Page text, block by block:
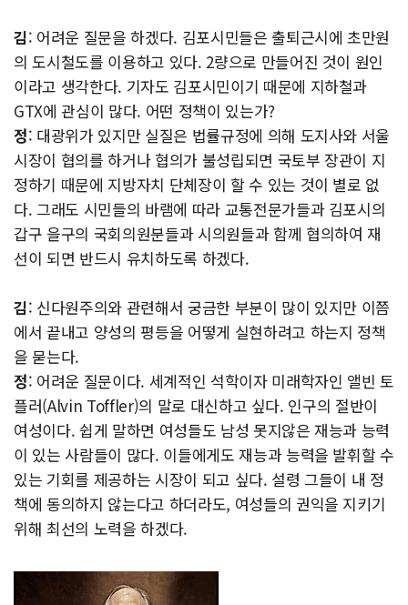
김: 어려운 질문을 하겠다. 김포시민들은 출퇴근시에 초만원
의 도시철도를 이용하고 있다. 2량으로 만들어진 것이 원인
이라고 생각한다. 기자도 김포시민이기 때문에 지하철과
GTX에 관심이 많다. 어떤 정책이 있는가?
정: 대광위가 있지만 실질은 법률규정에 의해 도지사와 서울
시장이 협의를 하거나 협의가 불성립되면 국토부 장관이 지
정하기 때문에 지방자치 단체장이 할 수 있는 것이 별로 없
다. 그래도 시민들의 바램에 따라 교통전문가들과 김포시의
갑구 을구의 국회의원분들과 시의원들과 함께 협의하여 재
선이 되면 반드시 유치하도록 하겠다.
김: 신다원주의와 관련해서 궁금한 부분이 많이 있지만 이쯤
에서 끝내고 양성의 평등을 어떻게 실현하려고 하는지 정책
을 묻는다.
정: 어려운 질문이다. 세계적인 석학이자 미래학자인 앨빈 토
플러(Alvin Toffler)의 말로 대신하고 싶다. 인구의 절반이
여성이다. 쉽게 말하면 여성들도 남성 못지않은 재능과 능력
이 있는 사람들이 많다. 이들에게도 재능과 능력을 발휘할 수
있는 기회를 제공하는 시장이 되고 싶다. 설령 그들이 내 정
책에 동의하지 않는다고 하더라도, 여성들의 권익을 지키기
위해 최선의 노력을 하겠다.